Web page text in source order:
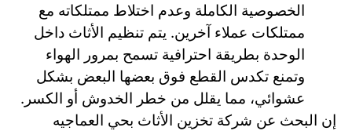
الخصوصية الكاملة وعدم اختلاط ممتلكاته مع
ممتلكات عملاء آخرين. يتم تنظيم الأثاث داخل
الوحدة بطريقة احترافية تسمح بمرور الهواء
وتمنع تكدس القطع فوق بعضها البعض بشكل
عشوائي، مما يقلل من خطر الخدوش أو الكسر.
إن البحث عن شركة تخزين الأثاث بحي العماجيه